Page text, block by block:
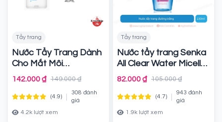
Tẩy trang
Nước Tẩy Trang Dành
Cho Mắt Môi
Maybelline Eye & Lip
Makeup Remover
Chính hãng
142.000 ₫ 149.000 ₫
(4.9)
308 đánh
giá
4.2k lượt xem
Tẩy trang
Nước tẩy trang Senka
All Clear Water Micellar
Formula #White
82.000 ₫ 105.000 ₫
(4.7)
943 đánh
giá
1.9k lượt xem